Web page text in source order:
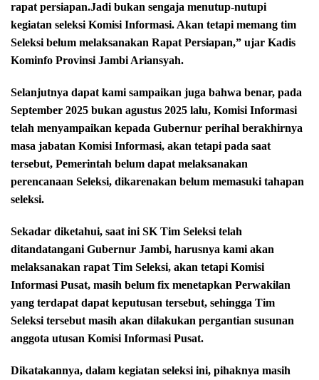
rapat persiapan.Jadi bukan sengaja menutup-nutupi
kegiatan seleksi Komisi Informasi. Akan tetapi memang tim
Seleksi belum melaksanakan Rapat Persiapan,” ujar Kadis
Kominfo Provinsi Jambi Ariansyah.
Selanjutnya dapat kami sampaikan juga bahwa benar, pada
September 2025 bukan agustus 2025 lalu, Komisi Informasi
telah menyampaikan kepada Gubernur perihal berakhirnya
masa jabatan Komisi Informasi, akan tetapi pada saat
tersebut, Pemerintah belum dapat melaksanakan
perencanaan Seleksi, dikarenakan belum memasuki tahapan
seleksi.
Sekadar diketahui, saat ini SK Tim Seleksi telah
ditandatangani Gubernur Jambi, harusnya kami akan
melaksanakan rapat Tim Seleksi, akan tetapi Komisi
Informasi Pusat, masih belum fix menetapkan Perwakilan
yang terdapat dapat keputusan tersebut, sehingga Tim
Seleksi tersebut masih akan dilakukan pergantian susunan
anggota utusan Komisi Informasi Pusat.
Dikatakannya, dalam kegiatan seleksi ini, pihaknya masih